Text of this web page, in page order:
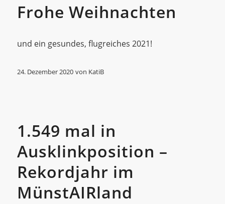
Frohe Weihnachten
und ein gesundes, flugreiches 2021!
24. Dezember 2020 von KatiB
1.549 mal in
Ausklinkposition –
Rekordjahr im
MünstAIRland